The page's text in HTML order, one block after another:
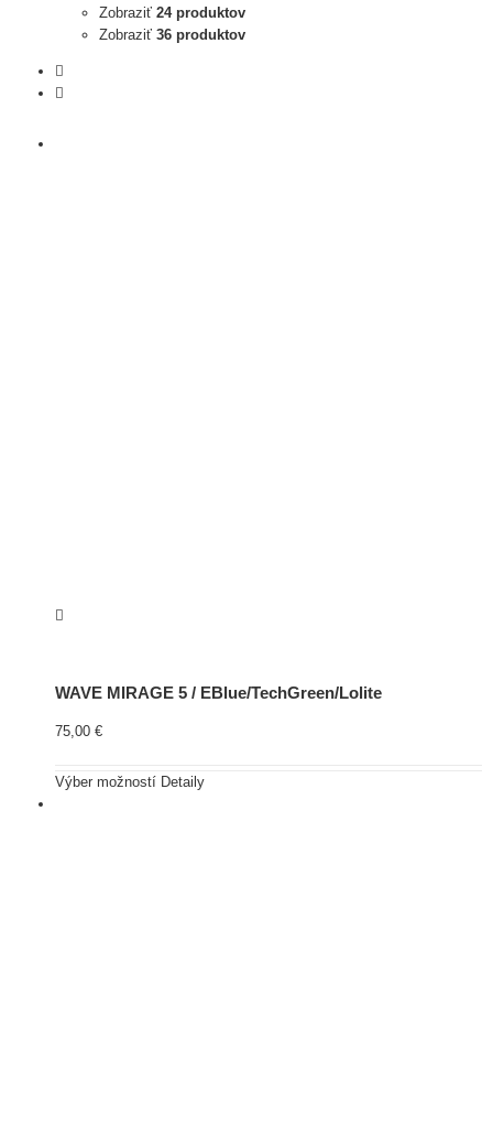
Zobraziť 24 produktov
Zobraziť 36 produktov
WAVE MIRAGE 5 / EBlue/TechGreen/Lolite
75,00 €
Výber možností Detaily